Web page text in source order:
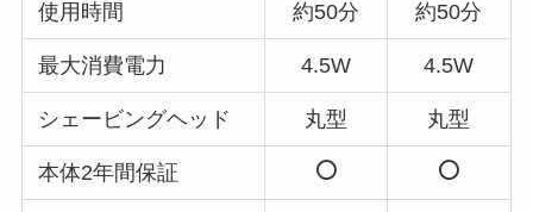
使用時間 約50分 約50分
最大消費電力 4.5W 4.5W
シェービングヘッド 丸型 丸型
本体2年間保証